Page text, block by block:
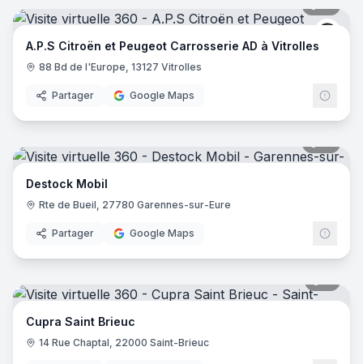
A.P.S Citroën et Peugeot Carrosserie AD à Vitrolles
88 Bd de l'Europe, 13127 Vitrolles
Partager Google Maps
Destock Mobil
Rte de Bueil, 27780 Garennes-sur-Eure
Partager Google Maps
Cupra Saint Brieuc
14 Rue Chaptal, 22000 Saint-Brieuc